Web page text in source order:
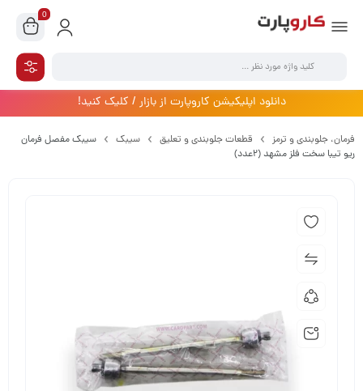
0
دانلود اپلیکیشن کاروپارت از بازار / کلیک کنید!
فرمان،‌ جلوبندی و ترمز قطعات جلوبندی و تعلیق سیبک
سیبک مفصل فرمان
ریو تیبا سخت فلز مشهد (2عدد)